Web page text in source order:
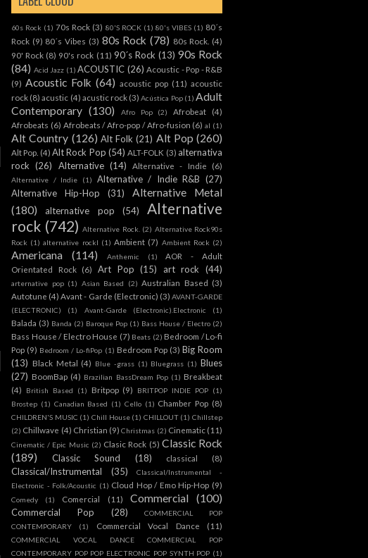
60s Rock (1) 70s Rock (3) 80'S ROCK (1) 80's VIBES (1) 80´s
Rock (9) 80´s Vibes (3) 80s Rock (78) 80s Rock. (4)
90' Rock (8) 90's rock (11) 90´s Rock (13) 90s Rock
(84) Acid Jazz (1) ACOUSTIC (26) Acoustic - Pop - R&B
(9) Acoustic Folk (64) acoustic pop (11) acoustic
rock (8) acustic (4) acustic rock (3) Acústica Pop (1) Adult
Contemporary (130) Afro Pop (2) Afrobeat
(4)
Afrobeats (6) Afrobeats / Afro-pop / Afro-fusion (6) al (1)
Alt Country (126) Alt Folk (21) Alt Pop (260)
Alt Pop. (4) Alt Rock Pop (54) ALT-FOLK (3) alternativa
rock (26) Alternative (14) Alternative - Indie (6)
Alternative / Indie (1) Alternative / Indie R&B (27)
Alternative Hip-Hop
(31)
Alternative Metal
(180)
alternative pop (54)
Alternative
rock (742) Alternative Rock. (2) Alternative Rock90s
Rock (1) alternative rockl (1) Ambient (7) Ambient Rock (2)
Americana (114) Anthemic (1)
AOR - Adult
Orientated Rock (6) Art Pop (15) art rock (44)
arternative pop (1) Asian Based (2) Australian Based (3)
Autotune (4) Avant - Garde (Electronic) (3) AVANT-GARDE
(ELECTRONIC)
(1) Avant-Garde (Electronic).Electronic (1)
Balada (3) Banda (2) Baroque Pop (1) Bass House / Electro (2)
Bass House / Electro House (7) Beats (2) Bedroom / Lo-fi
Pop (9) Bedroom / Lo-fiPop (1) Bedroom Pop (3) Big Room
(13) Black Metal (4) Blue -grass (1) Bluegrass (1) Blues
(27) BoomBap (4) Brazilian BassDream Pop (1) Breakbeat
(4)
British Based (1) Britpop (9) BRITPOP INDIE POP (1)
Brostep (1) Canadian Based (1) Cello (1) Chamber Pop (8)
CHILDREN'S MUSIC (1) Chill House (1) CHILLOUT (1) Chillstep
(2) Chillwave (4) Christian (9) Christmas (2) Cinematic (11)
Cinematic / Epic Music (2) Clasic Rock (5) Classic Rock
(189)
Classic Sound (18) classical (8)
Classical/Instrumental (35)
Classical/Instrumental -
Electronic - Folk/Acoustic (1) Cloud Hop / Emo Hip-Hop (9)
Comedy (1) Comercial (11) Commercial (100)
Commercial Pop (28)
COMMERCIAL POP
CONTEMPORARY
(1) Commercial Vocal Dance (11)
COMMERCIAL VOCAL DANCE COMMERCIAL POP
CONTEMPORARY POP POP ELECTRONIC POP SYNTH POP (1)